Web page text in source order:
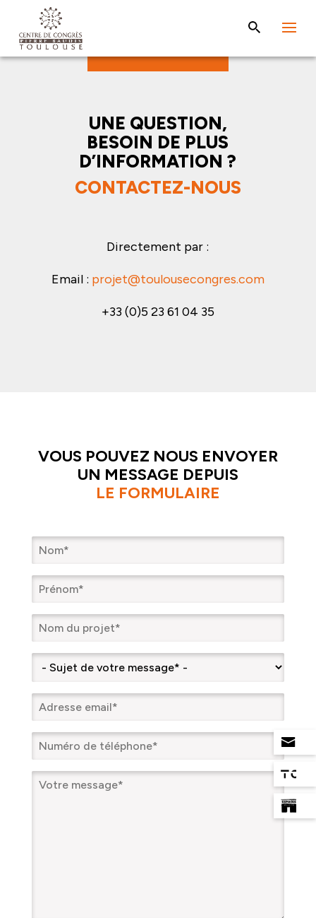
UNE QUESTION,
BESOIN DE PLUS
D’INFORMATION ?
CONTACTEZ-NOUS
Directement par :
Email : projet@toulousecongres.com
+33 (0)5 23 61 04 35
VOUS POUVEZ NOUS ENVOYER
UN MESSAGE DEPUIS
LE FORMULAIRE